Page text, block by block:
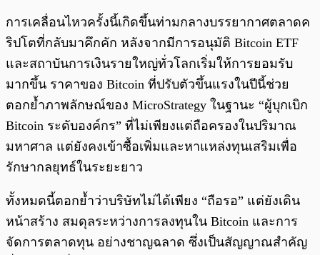
การเคลื่อนไหวครั้งนี้เกิดขึ้นท่ามกลางบรรยากาศตลาดค
ริปโตที่กลับมาคึกคัก หลังจากมีการอนุมัติ Bitcoin ETF
และสถาบันการเงินรายใหญ่ทั่วโลกเริ่มให้การยอมรับ
มากขึ้น ราคาของ Bitcoin ที่ปรับตัวขึ้นแรงในปีนี้ช่วย
ตอกย้ำภาพลักษณ์ของ MicroStrategy ในฐานะ “ผู้บุกเบิก
Bitcoin ระดับองค์กร” ที่ไม่เพียงแต่ถือครองในปริมาณ
มหาศาล แต่ยังคงเข้าซื้อเพิ่มและหาแหล่งทุนเสริมเพื่อ
รักษากลยุทธ์ในระยะยาว
ทั้งหมดนี้ตอกย้ำว่าบริษัทไม่ได้เพียง “ถือรอ” แต่ยังเดิน
หน้าสร้าง สมดุลระหว่างการลงทุนใน Bitcoin และการ
จัดการตลาดทุน อย่างชาญฉลาด ซึ่งเป็นสัญญาณสำคัญ